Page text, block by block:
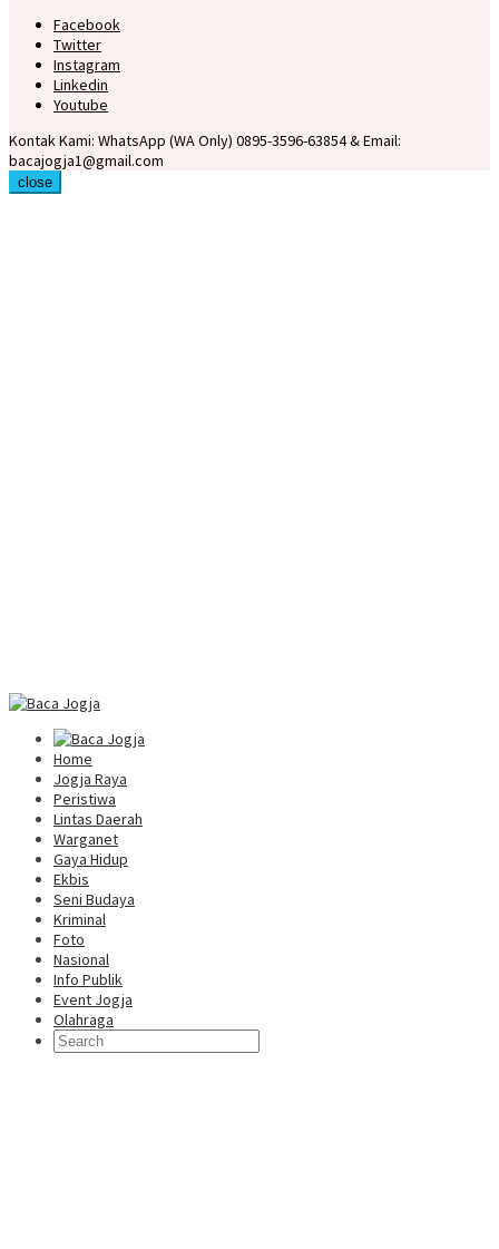
Facebook
Twitter
Instagram
Linkedin
Youtube
Kontak Kami: WhatsApp (WA Only) 0895-3596-63854 & Email:
bacajogja1@gmail.com
close
Home
Jogja Raya
Peristiwa
Lintas Daerah
Warganet
Gaya Hidup
Ekbis
Seni Budaya
Kriminal
Foto
Nasional
Info Publik
Event Jogja
Olahraga